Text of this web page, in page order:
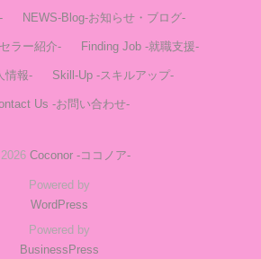
NEWS-Blog-お知らせ・ブログ-
ラー紹介- Finding Job -就職支援-
情報- Skill-Up -スキルアップ-
Us -お問い合わせ-
Coconor -ココノア-
Powered by
WordPress
Powered by
BusinessPress